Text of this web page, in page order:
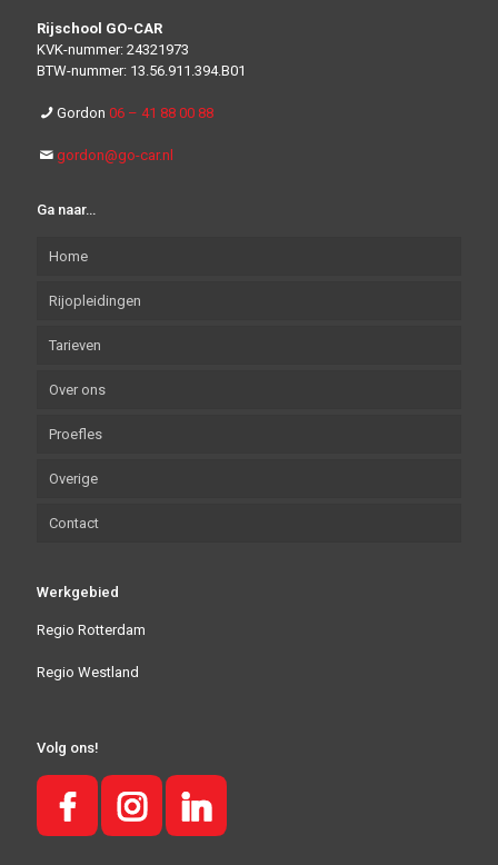
Rijschool GO-CAR
KVK-nummer: 24321973
BTW-nummer: 13.56.911.394.B01
Gordon06 – 41 88 00 88
gordon@go-car.nl
Ga naar…
Home
Rijopleidingen
Auto rijles
Motor rijles
Aanhangwagen Rijles
Theorie
Tussentijdse toets
Tarieven
Standaard tarieven
Pakketten
Aanbiedingen
Cadeaubon
Over ons
Proefles
Overige
Voorwaarden
Contact
Werkgebied
Regio Rotterdam
Regio Westland
Volg ons!